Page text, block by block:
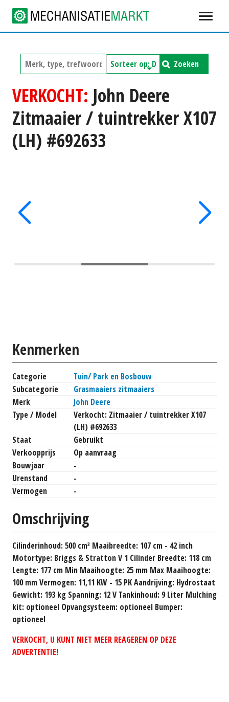
Zoeken
VERKOCHT: John Deere
Zitmaaier / tuintrekker X107
(LH) #692633
Kenmerken
Categorie
Tuin/ Park en Bosbouw
Subcategorie
Grasmaaiers zitmaaiers
Merk
John Deere
Type / Model
Verkocht: Zitmaaier / tuintrekker X107
(LH) #692633
Staat
Gebruikt
Verkoopprijs
Op aanvraag
Bouwjaar
-
Urenstand
-
Vermogen
-
Omschrijving
Cilinderinhoud: 500 cm³ Maaibreedte: 107 cm - 42 inch
Motortype: Briggs & Stratton V 1 Cilinder Breedte: 118 cm
Lengte: 177 cm Min Maaihoogte: 25 mm Max Maaihoogte:
100 mm Vermogen: 11,11 KW - 15 PK Aandrijving: Hydrostaat
Gewicht: 193 kg Spanning: 12 V Tankinhoud: 9 Liter Mulching
kit: optioneel Opvangsysteem: optioneel Bumper:
optioneel
VERKOCHT, U KUNT NIET MEER REAGEREN OP DEZE
ADVERTENTIE!